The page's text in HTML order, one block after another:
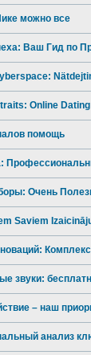
можно все
Ваш Гид по
Online
помощь
Очень
Saviem
звуки:
– наш
анализ